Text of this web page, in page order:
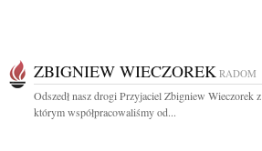
ZBIGNIEW WIECZOREK RADOM
Odszedł nasz drogi Przyjaciel Zbigniew Wieczorek z
którym współpracowaliśmy od...